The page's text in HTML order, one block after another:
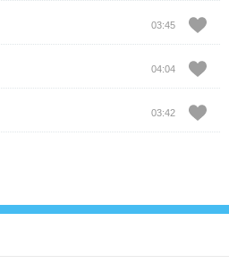
03:45
04:04
03:42